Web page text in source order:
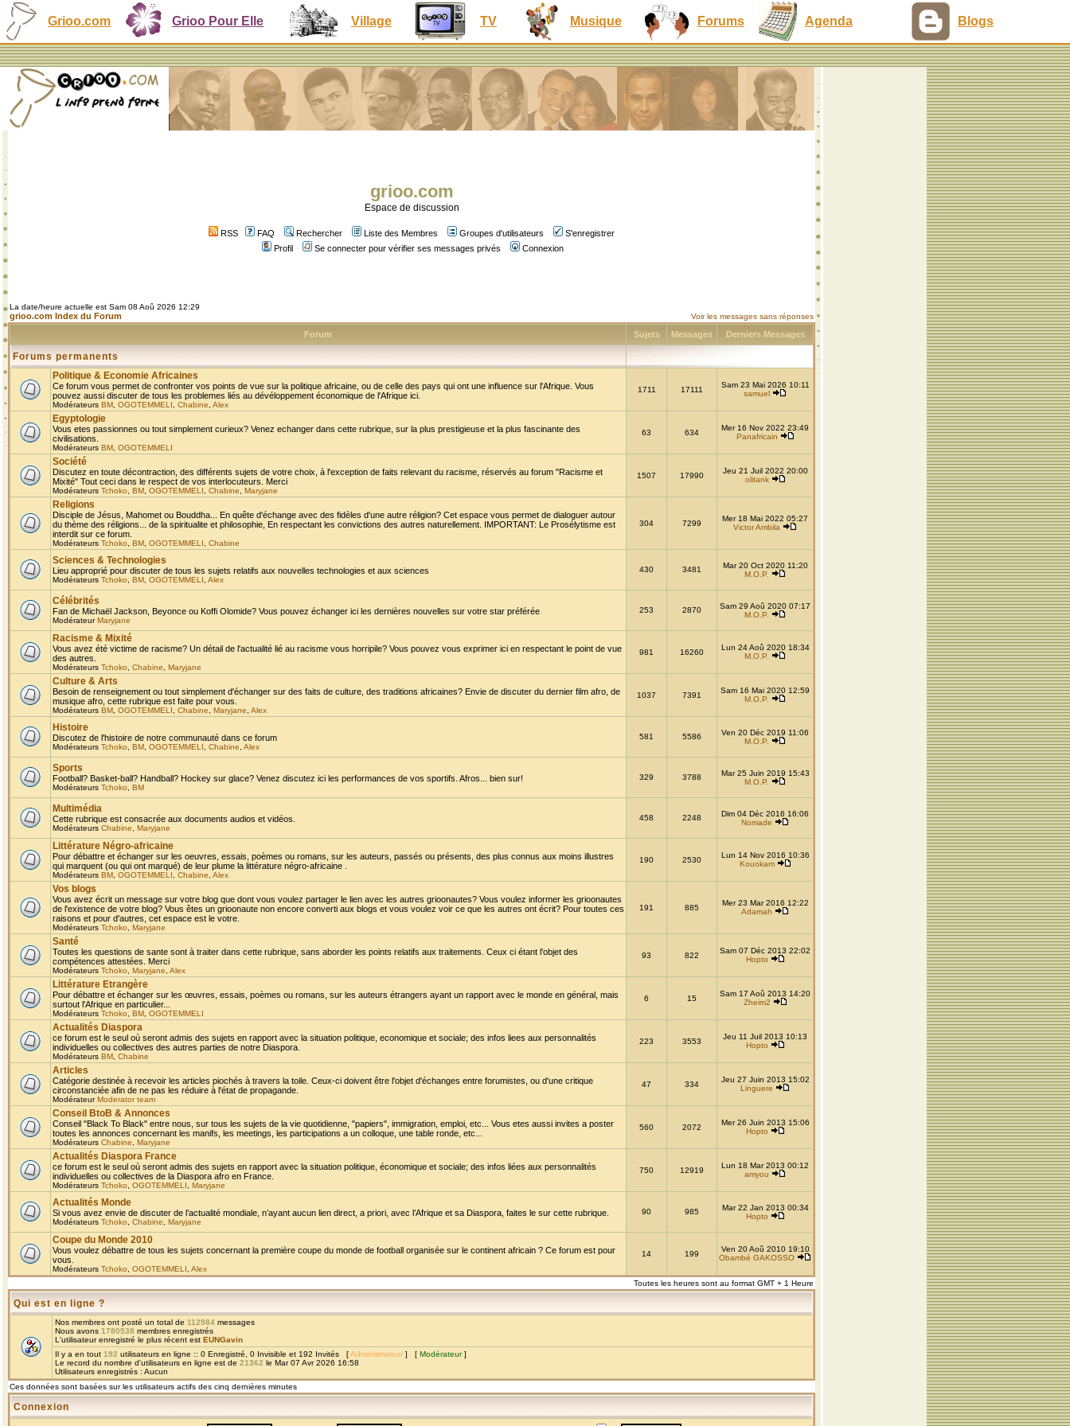
Grioo.com Grioo Pour Elle Village TV Musique Forums Agenda Blogs
grioo.com
Espace de discussion
RSS FAQ Rechercher Liste des Membres Groupes d'utilisateurs
S'enregistrer
Profil
Se connecter pour vérifier ses messages privés Connexion
La date/heure actuelle est Sam 08 Aoû 2026 12:29
grioo.com Index du Forum Voir les messages sans réponses
Forum Sujets Messages Derniers Messages
Forums permanents
Politique & Economie Africaines
Ce forum vous permet de confronter vos points de vue sur la politique africaine, ou de celle des pays qui ont une influence sur l'Afrique. Vous
pouvez aussi discuter de tous les problemes liés au dévéloppement économique de l'Afrique ici.
Modérateurs BM OGOTEMMELI Chabine Alex
1711 17111
Sam 23 Mai 2026 10:11
samuel
Egyptologie
Vous etes passionnes ou tout simplement curieux? Venez echanger dans cette rubrique, sur la plus prestigieuse et la plus fascinante des
civilisations.
Modérateurs BM OGOTEMMELI
63 634
Mer 16 Nov 2022 23:49
Panafricain
Société
Discutez en toute décontraction, des différents sujets de votre choix, à l'exception de faits relevant du racisme, réservés au forum "Racisme et
Mixité" Tout ceci dans le respect de vos interlocuteurs. Merci
Modérateurs Tchoko BM OGOTEMMELI Chabine Maryjane
1507 17990
Jeu 21 Juil 2022 20:00
olitank
Religions
Disciple de Jésus, Mahomet ou Bouddha... En quête d'échange avec des fidèles d'une autre réligion? Cet espace vous permet de dialoguer autour
du thème des réligions... de la spiritualite et philosophie, En respectant les convictions des autres naturellement. IMPORTANT: Le Prosélytisme est
interdit sur ce forum.
Modérateurs Tchoko BM OGOTEMMELI Chabine
304 7299
Mer 18 Mai 2022 05:27
Victor Ambila
Sciences & Technologies
Lieu approprié pour discuter de tous les sujets relatifs aux nouvelles technologies et aux sciences
Modérateurs Tchoko BM OGOTEMMELI Alex
430 3481
Mar 20 Oct 2020 11:20
M.O.P.
Célébrités
Fan de Michaël Jackson, Beyonce ou Koffi Olomide? Vous pouvez échanger ici les dernières nouvelles sur votre star préférée
ModérateurMaryjane
253 2870
Sam 29 Aoû 2020 07:17
M.O.P.
Racisme & Mixité
Vous avez été victime de racisme? Un détail de l'actualité lié au racisme vous horripile? Vous pouvez vous exprimer ici en respectant le point de vue
des autres.
Modérateurs Tchoko Chabine Maryjane
981 16260
Lun 24 Aoû 2020 18:34
M.O.P.
Culture & Arts
Besoin de renseignement ou tout simplement d'échanger sur des faits de culture, des traditions africaines? Envie de discuter du dernier film afro, de
musique afro, cette rubrique est faite pour vous.
Modérateurs BM OGOTEMMELI Chabine Maryjane Alex
1037 7391
Sam 16 Mai 2020 12:59
M.O.P.
Histoire
Discutez de l'histoire de notre communauté dans ce forum
Modérateurs Tchoko BM OGOTEMMELI Chabine Alex
581 5586
Ven 20 Déc 2019 11:06
M.O.P.
Sports
Football? Basket-ball? Handball? Hockey sur glace? Venez discutez ici les performances de vos sportifs. Afros... bien sur!
Modérateurs Tchoko BM
329 3788
Mar 25 Juin 2019 15:43
M.O.P.
Multimédia
Cette rubrique est consacrée aux documents audios et vidéos.
Modérateurs Chabine Maryjane
458 2248
Dim 04 Déc 2016 16:06
Nomade
Littérature Négro-africaine
Pour débattre et échanger sur les oeuvres, essais, poèmes ou romans, sur les auteurs, passés ou présents, des plus connus aux moins illustres
qui marquent (ou qui ont marqué) de leur plume la littérature négro-africaine .
Modérateurs BM OGOTEMMELI Chabine Alex
190 2530
Lun 14 Nov 2016 10:36
Kouokam
Vos blogs
Vous avez écrit un message sur votre blog que dont vous voulez partager le lien avec les autres grioonautes? Vous voulez informer les grioonautes
de l'existence de votre blog? Vous êtes un grioonaute non encore converti aux blogs et vous voulez voir ce que les autres ont écrit? Pour toutes ces
raisons et pour d'autres, cet espace est le votre.
Modérateurs Tchoko Maryjane
191 885
Mer 23 Mar 2016 12:22
Adamah
Santé
Toutes les questions de sante sont à traiter dans cette rubrique, sans aborder les points relatifs aux traitements. Ceux ci étant l'objet des
compétences attestées. Merci
Modérateurs Tchoko Maryjane Alex
93 822
Sam 07 Déc 2013 22:02
Hopto
Littérature Etrangère
Pour débattre et échanger sur les œuvres, essais, poèmes ou romans, sur les auteurs étrangers ayant un rapport avec le monde en général, mais
surtout l'Afrique en particulier...
Modérateurs Tchoko BM OGOTEMMELI
6 15
Sam 17 Aoû 2013 14:20
Zheim2
Actualités Diaspora
ce forum est le seul où seront admis des sujets en rapport avec la situation politique, economique et sociale; des infos liees aux personnalités
individuelles ou collectives des autres parties de notre Diaspora.
Modérateurs BM Chabine
223 3553
Jeu 11 Juil 2013 10:13
Hopto
Articles
Catégorie destinée à recevoir les articles piochés à travers la toile. Ceux-ci doivent être l'objet d'échanges entre forumistes, ou d'une critique
circonstanciée afin de ne pas les réduire à l'état de propagande.
ModérateurModerator team
47 334
Jeu 27 Juin 2013 15:02
Linguere
Conseil BtoB & Annonces
Conseil "Black To Black" entre nous, sur tous les sujets de la vie quotidienne, "papiers", immigration, emploi, etc... Vous etes aussi invites a poster
toutes les annonces concernant les manifs, les meetings, les participations a un colloque, une table ronde, etc...
Modérateurs Chabine Maryjane
560 2072
Mer 26 Juin 2013 15:06
Hopto
Actualités Diaspora France
ce forum est le seul où seront admis des sujets en rapport avec la situation politique, économique et sociale; des infos liées aux personnalités
individuelles ou collectives de la Diaspora afro en France.
Modérateurs Tchoko OGOTEMMELI Maryjane
750 12919
Lun 18 Mar 2013 00:12
amyou
Actualités Monde
Si vous avez envie de discuter de l’actualité mondiale, n’ayant aucun lien direct, a priori, avec l’Afrique et sa Diaspora, faites le sur cette rubrique.
Modérateurs Tchoko Chabine Maryjane
90 985
Mar 22 Jan 2013 00:34
Hopto
Coupe du Monde 2010
Vous voulez débattre de tous les sujets concernant la première coupe du monde de football organisée sur le continent africain ? Ce forum est pour
vous.
Modérateurs Tchoko OGOTEMMELI Alex
14 199
Ven 20 Aoû 2010 19:10
Obambé GAKOSSO
Toutes les heures sont au format GMT + 1 Heure
Qui est en ligne ?
Nos membres ont posté un total de 112984 messages
Nous avons 1780538 membres enregistrés
L'utilisateur enregistré le plus récent est EUNGavin
Il y a en tout 192 utilisateurs en ligne :: 0 Enregistré, 0 Invisible et 192 Invités [Administrateur ] [ Modérateur]
Le record du nombre d'utilisateurs en ligne est de 21362 le Mar 07 Avr 2026 16:58
Utilisateurs enregistrés : Aucun
Ces données sont basées sur les utilisateurs actifs des cinq dernières minutes
Connexion